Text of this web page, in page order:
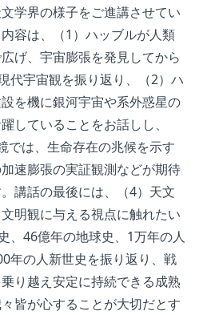
学界の様子をご進講させてい
容は、（1）ハッブルが人類
げ、宇宙膨張を発見してから
代宇宙観を振り返り、（2）ハ
を機に銀河宇宙や系外惑星の
していることをお話しし、
では、生命存在の兆候を示す
速膨張の実証観測などが期待
講話の最後には、（4）天文
明観に与える視点に触れたい
、46億年の地球史、1万年の人
年の人新世史を振り返り、戦
り越え安定に持続できる成熟
皆が心することが大切だとす